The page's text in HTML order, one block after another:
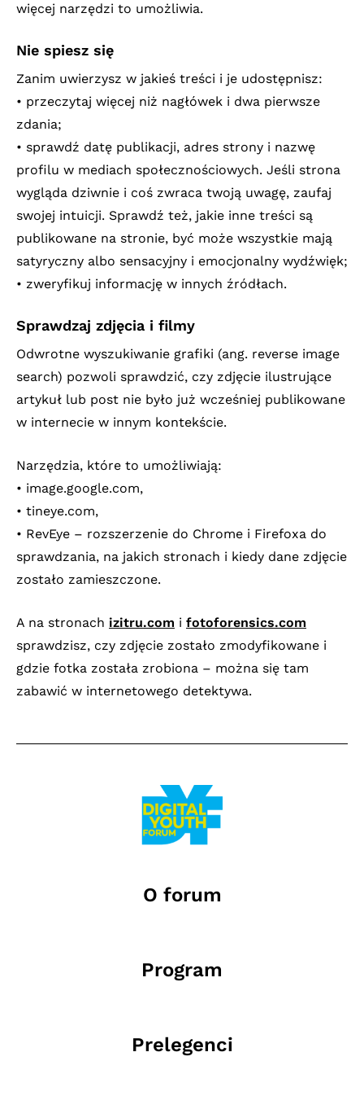
więcej narzędzi to umożliwia.
Nie spiesz się
Zanim uwierzysz w jakieś treści i je udostępnisz:
• przeczytaj więcej niż nagłówek i dwa pierwsze
zdania;
• sprawdź datę publikacji, adres strony i nazwę
profilu w mediach społecznościowych. Jeśli strona
wygląda dziwnie i coś zwraca twoją uwagę, zaufaj
swojej intuicji. Sprawdź też, jakie inne treści są
publikowane na stronie, być może wszystkie mają
satyryczny albo sensacyjny i emocjonalny wydźwięk;
• zweryfikuj informację w innych źródłach.
Sprawdzaj zdjęcia i filmy
Odwrotne wyszukiwanie grafiki (ang. reverse image
search) pozwoli sprawdzić, czy zdjęcie ilustrujące
artykuł lub post nie było już wcześniej publikowane
w internecie w innym kontekście.
Narzędzia, które to umożliwiają:
• image.google.com,
• tineye.com,
• RevEye – rozszerzenie do Chrome i Firefoxa do
sprawdzania, na jakich stronach i kiedy dane zdjęcie
zostało zamieszczone.
A na stronach izitru.com i fotoforensics.com
sprawdzisz, czy zdjęcie zostało zmodyfikowane i
gdzie fotka została zrobiona – można się tam
zabawić w internetowego detektywa.
O forum
Program
Prelegenci